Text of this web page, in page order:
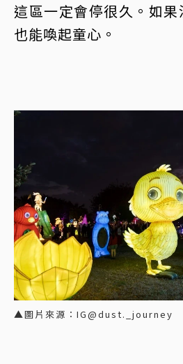
這區一定會停很久。如
也能喚起童心。
▲圖片來源：IG@dust._journey